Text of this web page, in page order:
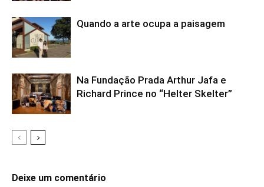
Quando a arte ocupa a paisagem
Na Fundação Prada Arthur Jafa e
Richard Prince no “Helter Skelter”
Deixe um comentário